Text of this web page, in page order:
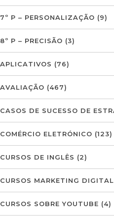
7º P – PERSONALIZAÇÃO (9)
8º P – PRECISÃO (3)
APLICATIVOS (76)
AVALIAÇÃO (467)
CASOS DE SUCESSO DE
COMÉRCIO ELETRÓNICO (123)
CURSOS DE INGLÊS (2)
CURSOS MARKETING DIGITAL
CURSOS SOBRE YOUTUBE (4)